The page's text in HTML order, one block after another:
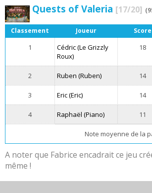
Quests of Valeria [17/20]
Classement Joueur Score
1
Cédric (Le Grizzly
Roux)
18
2 Ruben (Ruben) 14
3 Eric (Eric) 14
4 Raphaël (Piano) 11
Note moyenne de la
A noter que Fabrice encadrait ce jeu
même !